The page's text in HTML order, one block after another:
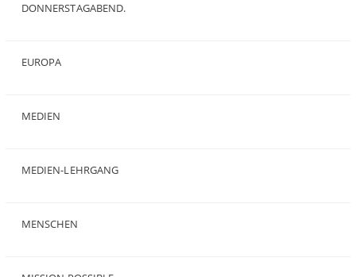
DONNERSTAGABEND.
EUROPA
MEDIEN
MEDIEN-LEHRGANG
MENSCHEN